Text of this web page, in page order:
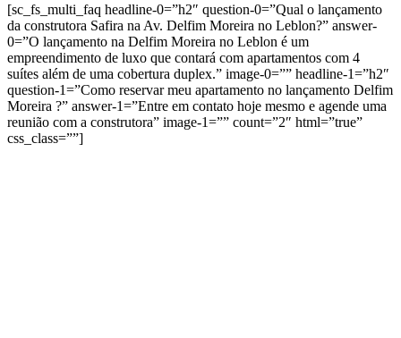
[sc_fs_multi_faq headline-0=”h2″ question-0=”Qual o lançamento
da construtora Safira na Av. Delfim Moreira no Leblon?” answer-
0=”O lançamento na Delfim Moreira no Leblon é um
empreendimento de luxo que contará com apartamentos com 4
suítes além de uma cobertura duplex.” image-0=”” headline-1=”h2″
question-1=”Como reservar meu apartamento no lançamento Delfim
Moreira ?” answer-1=”Entre em contato hoje mesmo e agende uma
reunião com a construtora” image-1=”” count=”2″ html=”true”
css_class=””]